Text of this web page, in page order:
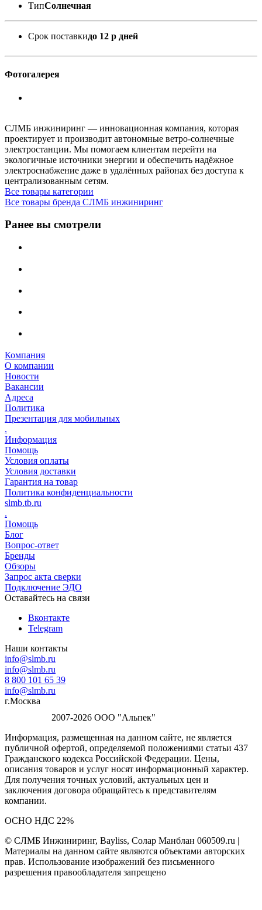
ТипСолнечная
Срок поставкидо 12 р дней
Фотогалерея
СЛМБ инжиниринг — инновационная компания, которая
проектирует и производит автономные ветро‑солнечные
электростанции. Мы помогаем клиентам перейти на
экологичные источники энергии и обеспечить надёжное
электроснабжение даже в удалённых районах без доступа к
централизованным сетям.
Все товары категории
Все товары бренда СЛМБ инжиниринг
Ранее вы смотрели
Компания
О компании
Новости
Вакансии
Адреса
Политика
Презентация для мобильных
.
Информация
Помощь
Условия оплаты
Условия доставки
Гарантия на товар
Политика конфиденциальности
slmb.tb.ru
.
Помощь
Блог
Вопрос-ответ
Бренды
Обзоры
Запрос акта сверки
Подключение ЭДО
Оставайтесь на связи
Вконтакте
Telegram
Наши контакты
info@slmb.ru
info@slmb.ru
8 800 101 65 39
info@slmb.ru
г.Москва
2007-2026 ООО "Альпек"
Информация, размещенная на данном сайте, не является
публичной офертой, определяемой положениями статьи 437
Гражданского кодекса Российской Федерации. Цены,
описания товаров и услуг носят информационный характер.
Для получения точных условий, актуальных цен и
заключения договора обращайтесь к представителям
компании.
ОСНО НДС 22%
© СЛМБ Инжиниринг, Bayliss, Солар Манблан 060509.ru |
Материалы на данном сайте являются объектами авторских
прав. Использование изображений без письменного
разрешения правообладателя запрещено